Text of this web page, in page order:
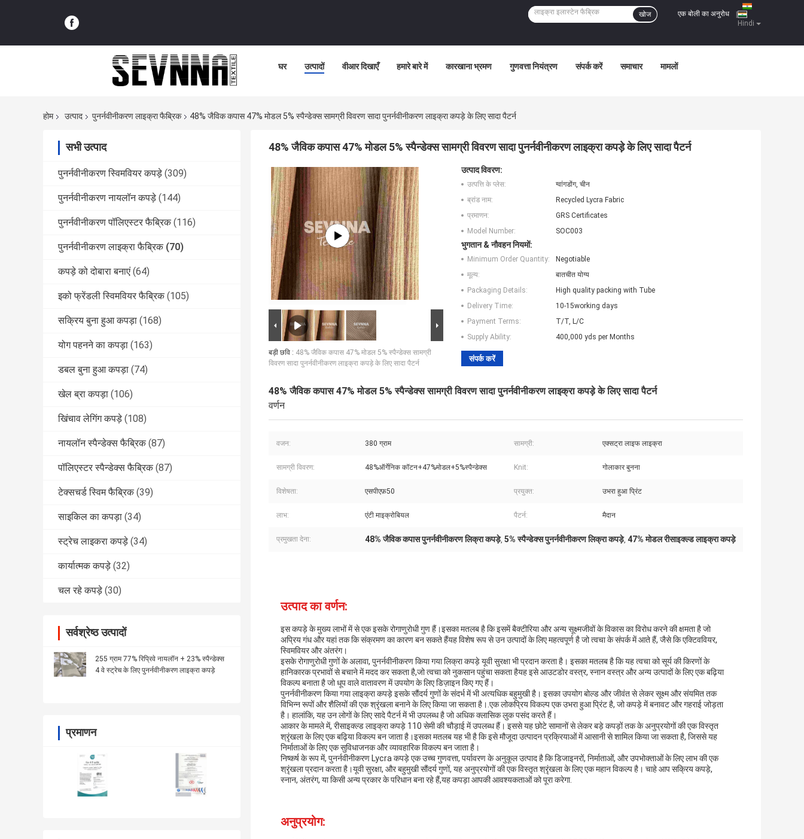
Hindi
एक बोली का अनुरोध
खोज
घर उत्पादों वीआर दिखाएँ हमारे बारे में कारखाना भ्रमण गुणवत्ता नियंत्रण संपर्क करें समाचार मामलों
होम उत्पाद पुनर्नवीनीकरण लाइक्रा फैब्रिक 48% जैविक कपास 47% मोडल 5% स्पैन्डेक्स सामग्री विवरण सादा पुनर्नवीनीकरण लाइक्रा कपड़े के लिए सादा पैटर्न
सभी उत्पाद
पुनर्नवीनीकरण स्विमवियर कपड़े (309)
पुनर्नवीनीकरण नायलॉन कपड़े (144)
पुनर्नवीनीकरण पॉलिएस्टर फैब्रिक (116)
पुनर्नवीनीकरण लाइक्रा फैब्रिक (70)
कपड़े को दोबारा बनाएं (64)
इको फ्रेंडली स्विमवियर फैब्रिक (105)
सक्रिय बुना हुआ कपड़ा (168)
योग पहनने का कपड़ा (163)
डबल बुना हुआ कपड़ा (74)
खेल ब्रा कपड़ा (106)
खिंचाव लेगिंग कपड़े (108)
नायलॉन स्पैन्डेक्स फैब्रिक (87)
पॉलिएस्टर स्पैन्डेक्स फैब्रिक (87)
टेक्सचर्ड स्विम फैब्रिक (39)
साइकिल का कपड़ा (34)
स्ट्रेच लाइकरा कपड़े (34)
कार्यात्मक कपड़े (32)
चल रहे कपड़े (30)
सर्वश्रेष्ठ उत्पादों
255 ग्राम 77% रिप्रिवे नायलॉन + 23% स्पैन्डेक्स
4 वे स्ट्रेच के लिए पुनर्नवीनीकरण लाइक्रा कपड़े
प्रमाणन
48% जैविक कपास 47% मोडल 5% स्पैन्डेक्स सामग्री विवरण सादा पुनर्नवीनीकरण लाइक्रा कपड़े के लिए सादा पैटर्न
बड़ी छवि : 48% जैविक कपास 47% मोडल 5% स्पैन्डेक्स सामग्री
विवरण सादा पुनर्नवीनीकरण लाइक्रा कपड़े के लिए सादा पैटर्न
उत्पाद विवरण:
उत्पत्ति के प्लेस:
ग्वांगडोंग, चीन
ब्रांड नाम:
Recycled Lycra Fabric
प्रमाणन:
GRS Certificates
Model Number:
SOC003
भुगतान & नौवहन नियमों:
Minimum Order Quantity:
Negotiable
मूल्य:
बातचीत योग्य
Packaging Details:
High quality packing with Tube
Delivery Time:
10-15working days
Payment Terms:
T/T, L/C
Supply Ability:
400,000 yds per Months
संपर्क करें
48% जैविक कपास 47% मोडल 5% स्पैन्डेक्स सामग्री विवरण सादा पुनर्नवीनीकरण लाइक्रा कपड़े के लिए सादा पैटर्न
वर्णन
वजन: 380 ग्राम सामग्री: एक्सट्रा लाइफ लाइक्रा
सामग्री विवरण: 48%ऑर्गेनिक कॉटन+47%मोडल+5%स्पैन्डेक्स Knit: गोलाकार बुनना
विशेषता: एसपीएफ़50 प्रयुक्त: उभरा हुआ प्रिंट
लाभ: एंटी माइक्रोबियल पैटर्न: मैदान
प्रमुखता देना: 48% जैविक कपास पुनर्नवीनीकरण लिक्रा कपड़े, 5% स्पैन्डेक्स पुनर्नवीनीकरण लिक्रा कपड़े, 47% मोडल रीसाइक्ल्ड लाइक्रा कपड़े
उत्पाद का वर्णन:
इस कपड़े के मुख्य लाभों में से एक इसके रोगाणुरोधी गुण हैं।इसका मतलब है कि इसमें बैक्टीरिया और अन्य सूक्ष्मजीवों के विकास का विरोध करने की क्षमता है जो
अप्रिय गंध और यहां तक कि संक्रमण का कारण बन सकते हैंयह विशेष रूप से उन उत्पादों के लिए महत्वपूर्ण है जो त्वचा के संपर्क में आते हैं, जैसे कि एक्टिववियर,
स्विमवियर और अंतरंग।
इसके रोगाणुरोधी गुणों के अलावा, पुनर्नवीनीकरण किया गया लिक्रा कपड़े यूवी सुरक्षा भी प्रदान करता है। इसका मतलब है कि यह त्वचा को सूर्य की किरणों के
हानिकारक प्रभावों से बचाने में मदद कर सकता है,जो त्वचा को नुकसान पहुंचा सकता हैयह इसे आउटडोर वस्त्र, स्नान वस्त्र और अन्य उत्पादों के लिए एक बढ़िया
विकल्प बनाता है जो धूप वाले वातावरण में उपयोग के लिए डिज़ाइन किए गए हैं।
पुनर्नवीनीकरण किया गया लाइक्रा कपड़े इसके सौंदर्य गुणों के संदर्भ में भी अत्यधिक बहुमुखी है। इसका उपयोग बोल्ड और जीवंत से लेकर सूक्ष्म और संयमित तक
विभिन्न रूपों और शैलियों की एक श्रृंखला बनाने के लिए किया जा सकता है।.एक लोकप्रिय विकल्प एक उभरा हुआ प्रिंट है, जो कपड़े में बनावट और गहराई जोड़ता
है। हालांकि, यह उन लोगों के लिए सादे पैटर्न में भी उपलब्ध है जो अधिक क्लासिक लुक पसंद करते हैं।
आकार के मामले में, रीसाइक्ल्ड लाइक्रा कपड़े 110 सेमी की चौड़ाई में उपलब्ध हैं। इससे यह छोटे सामानों से लेकर बड़े कपड़ों तक के अनुप्रयोगों की एक विस्तृत
श्रृंखला के लिए एक बढ़िया विकल्प बन जाता है।इसका मतलब यह भी है कि इसे मौजूदा उत्पादन प्रक्रियाओं में आसानी से शामिल किया जा सकता है, जिससे यह
निर्माताओं के लिए एक सुविधाजनक और व्यावहारिक विकल्प बन जाता है।
निष्कर्ष के रूप में, पुनर्नवीनीकरण Lycra कपड़े एक उच्च गुणवत्ता, पर्यावरण के अनुकूल उत्पाद है कि डिजाइनरों, निर्माताओं, और उपभोक्ताओं के लिए लाभ की एक
श्रृंखला प्रदान करता है।यूवी सुरक्षा, और बहुमुखी सौंदर्य गुणों, यह अनुप्रयोगों की एक विस्तृत श्रृंखला के लिए एक महान विकल्प है। चाहे आप सक्रिय कपड़े,
स्नान, अंतरंग, या किसी अन्य प्रकार के परिधान बना रहे हैं,यह कपड़ा आपकी आवश्यकताओं को पूरा करेगा.
अनुप्रयोग: